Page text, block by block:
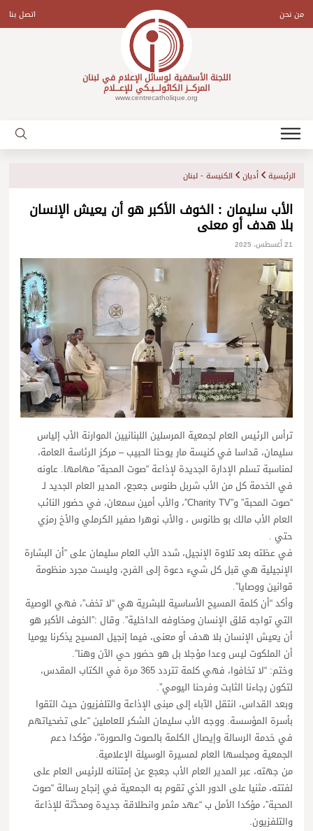
contentمن نحن اتصل بنا
اللجنة الأسقفية لوسائل الإعلام في لبنان
المركـــز الكاثولـــيـكي للإعـــلام
www.centrecatholique.org
الرئيسية أديان الكنيسة - لبنان
الأب سليمان : الخوف الأكبر هو أن يعيش الإنسان
بلا هدف أو معنى
21 أغسطس، 2025
ترأس الرئيس العام لجمعية المرسلين اللبنانيين الموارنة الأب إلياس
سليمان، قداسا في كنيسة مار يوحنا الحبيب – مركز الرئاسة العامة،
لمناسبة تسلم الإدارة الجديدة لإذاعة “صوت المحبة” مهامها. عاونه
في الخدمة كل من الأب شربل طنوس جعجع، المدير العام الجديد لـ
“صوت المحبة” و”Charity TV”، والأب أمين سمعان، في حضور النائب
العام الأب مالك بو طانوس ، والأب نوهرا صفير الكرملي والأخ رمزي
حتي .
في عظته بعد تلاوة الإنجيل، شدد الأب العام سليمان على “أن البشارة
الإنجيلية هي قبل كل شيء دعوة إلى الفرح، وليست مجرد منظومة
قوانين ووصايا”.
وأكد “أن كلمة المسيح الأساسية للبشرية هي “لا تخف”، فهي الوصية
التي تواجه قلق الإنسان ومخاوفه الداخلية”. وقال :”الخوف الأكبر هو
أن يعيش الإنسان بلا هدف أو معنى، فيما إنجيل المسيح يذكرنا يوميا
أن الملكوت ليس وعدا مؤجلا بل هو حضور حي الآن وهنا”.
وختم: “لا تخافوا، فهي كلمة تتردد 365 مرة في الكتاب المقدس،
لتكون رجاءنا الثابت وفرحنا اليومي”.
وبعد القداس، انتقل الآباء إلى مبنى الإذاعة والتلفزيون حيث التقوا
بأسرة المؤسسة. ووجه الأب سليمان الشكر للعاملين “على تضحياتهم
في خدمة الرسالة وإيصال الكلمة بالصوت والصورة”، مؤكدا دعم
الجمعية ومجلسها العام لمسيرة الوسيلة الإعلامية.
من جهته، عبر المدير العام الأب جعجع عن إمتنانه للرئيس العام على
لفتته، مثنيا على الدور الذي تقوم به الجمعية في إنجاح رسالة “صوت
المحبة”، مؤكدا الأمل ب “عهد مثمر وانطلاقة جديدة ومحدَّثة للإذاعة
والتلفزيون.